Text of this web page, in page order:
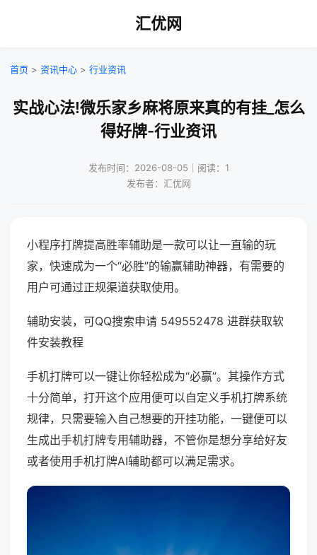
汇优网
首页 > 资讯中心 > 行业资讯
实战心法!微乐家乡麻将原来真的有挂_怎么
得好牌-行业资讯
发布时间：2026-08-05｜阅读：1
发布者：汇优网
小程序打牌提高胜率辅助是一款可以让一直输的玩
家，快速成为一个“必胜”的输赢辅助神器，有需要的
用户可通过正规渠道获取使用。
辅助安装，可QQ搜索申请 549552478 进群获取软
件安装教程
手机打牌可以一键让你轻松成为“必赢”。其操作方式
十分简单，打开这个应用便可以自定义手机打牌系统
规律，只需要输入自己想要的开挂功能，一键便可以
生成出手机打牌专用辅助器，不管你是想分享给好友
或者使用手机打牌AI辅助都可以满足需求。